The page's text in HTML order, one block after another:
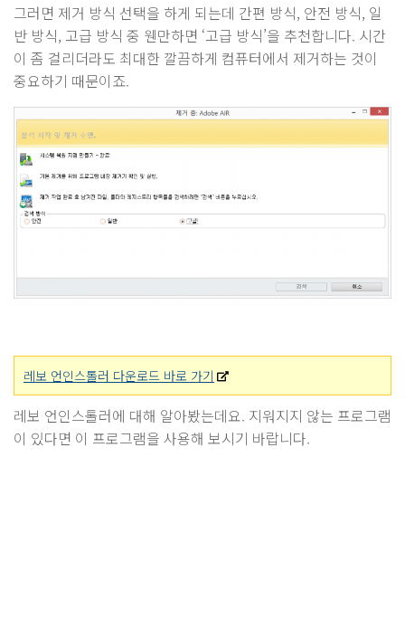
그러면 제거 방식 선택을 하게 되는데 간편 방식, 안전 방식, 일
반 방식, 고급 방식 중 웬만하면 ‘고급 방식’을 추천합니다. 시간
이 좀 걸리더라도 최대한 깔끔하게 컴퓨터에서 제거하는 것이
중요하기 때문이죠.
레보 언인스톨러 다운로드 바로 가기
레보 언인스톨러에 대해 알아봤는데요. 지워지지 않는 프로그램
이 있다면 이 프로그램을 사용해 보시기 바랍니다.